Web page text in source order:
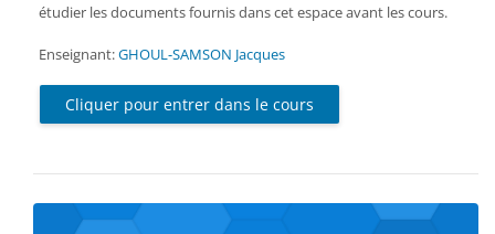
étudier les documents fournis dans cet espace avant les cours.
Enseignant:GHOUL-SAMSON Jacques
Cliquer pour entrer dans le cours